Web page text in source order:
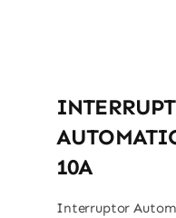
10A
Interruptor